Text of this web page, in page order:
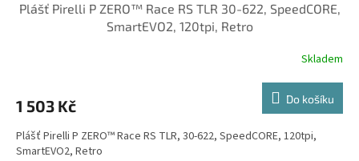
Plášť Pirelli P ZERO™ Race RS TLR 30-622, SpeedCORE,
SmartEVO2, 120tpi, Retro
Skladem
1 503 Kč Do košíku
Plášť Pirelli P ZERO™ Race RS TLR, 30-622, SpeedCORE, 120tpi,
SmartEVO2, Retro